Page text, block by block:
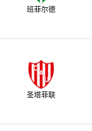
班菲尔德
圣塔菲联